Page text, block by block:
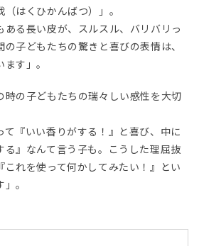
はくひかんばつ）」。
ある長い皮が、スルスル、バリバリっ
子どもたちの驚きと喜びの表情は、
す」。
時の子どもたちの瑞々しい感性を大切
て『いい香りがする！』と喜び、中に
る』なんて言う子も。こうした理屈抜
これを使って何かしてみたい！』とい
。